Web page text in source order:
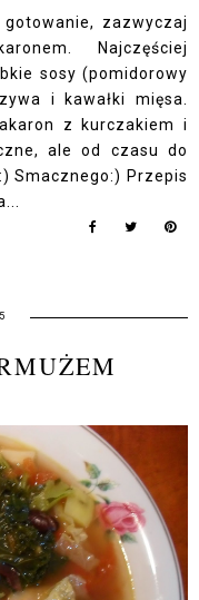
zazwyczaj
Najczęściej
sosy (pomidorowy
i kawałki mięsa.
z kurczakiem i
ale od czasu do
Smacznego:) Przepis